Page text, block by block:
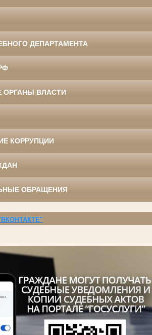
ДЕПАРТАМЕНТА
ВЛАСТИ
КОРРУПЦИИ
ОБРАЩЕНИЯ